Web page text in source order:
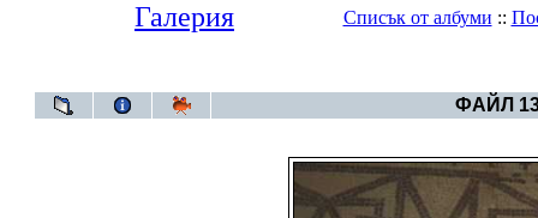
Галерия Списък от албуми ::
ФАЙЛ